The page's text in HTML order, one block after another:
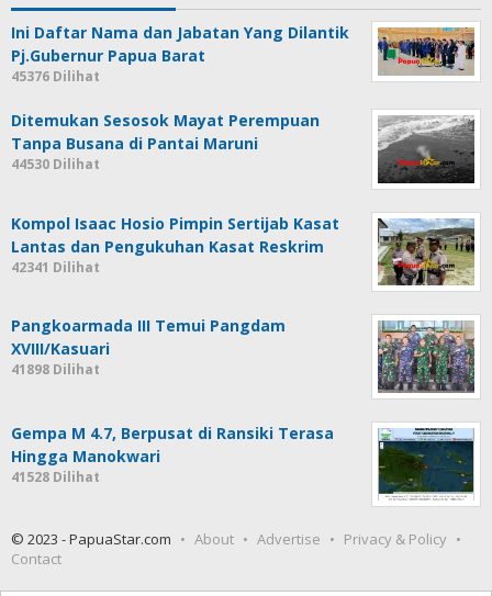
Ini Daftar Nama dan Jabatan Yang Dilantik
Pj.Gubernur Papua Barat
45376 Dilihat
Ditemukan Sesosok Mayat Perempuan
Tanpa Busana di Pantai Maruni
44530 Dilihat
Kompol Isaac Hosio Pimpin Sertijab Kasat
Lantas dan Pengukuhan Kasat Reskrim
42341 Dilihat
Pangkoarmada III Temui Pangdam
XVIII/Kasuari
41898 Dilihat
Gempa M 4.7, Berpusat di Ransiki Terasa
Hingga Manokwari
41528 Dilihat
© 2023 - PapuaStar.com About Advertise
Privacy & Policy
Contact